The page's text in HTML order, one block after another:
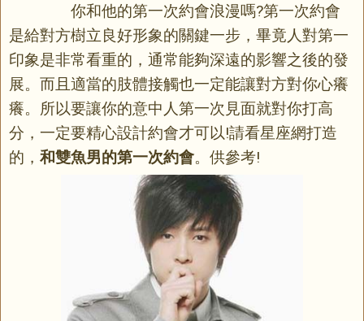
你和他的第一次約會浪漫嗎?第一次約會
是給對方樹立良好形象的關鍵一步，畢竟人對第一
印象是非常看重的，通常能夠深遠的影響之後的發
展。而且適當的肢體接觸也一定能讓對方對你心癢
癢。所以要讓你的意中人第一次見面就對你打高
分，一定要精心設計約會才可以!請看星座網打造
的， 和雙魚男的第一次約會。供參考!